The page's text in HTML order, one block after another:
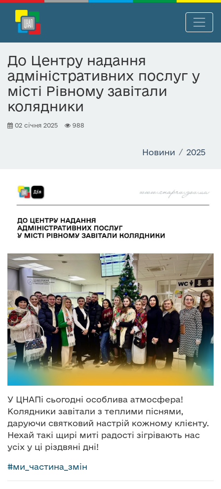
е
й
и
д
о
м
і
с
т
у
Новини 2025
До Центру надання
адміністративних послуг у
місті Рівному завітали
колядники
02 січня 2025 988
У ЦНАПі сьогодні особлива атмосфера!
Колядники завітали з теплими піснями,
даруючи святковий настрій кожному клієнту.
Нехай такі щирі миті радості зігрівають нас
усіх у ці різдвяні дні!
#ми_частина_змін